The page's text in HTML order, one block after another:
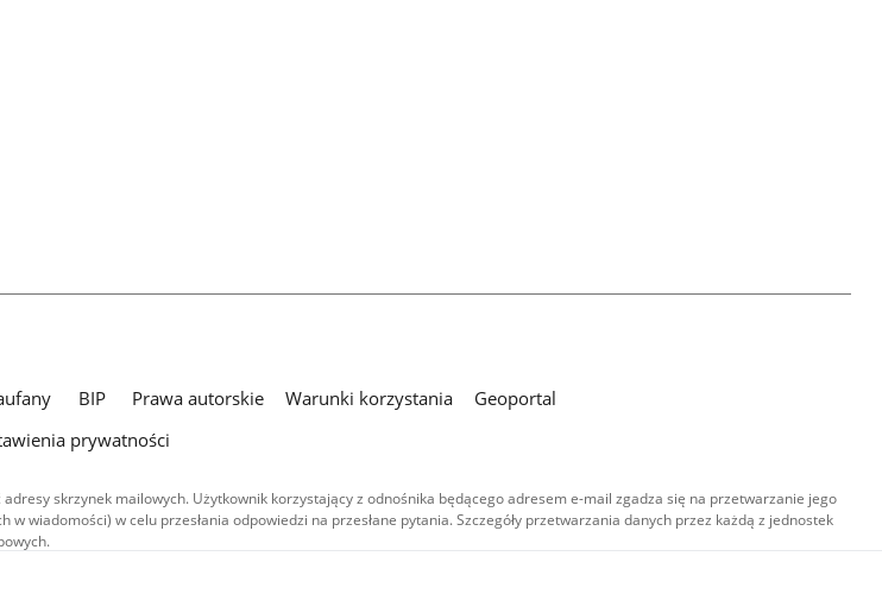
BIP Prawa autorskie Warunki korzystania
Geoportal
prywatności
skrzynek mailowych. Użytkownik korzystający z odnośnika będącego adresem e-mail zgadza się na przetwarzanie jego
wiadomości) w celu przesłania odpowiedzi na przesłane pytania. Szczegóły przetwarzania danych przez każdą z jednostek
treści audiowizualnych), są